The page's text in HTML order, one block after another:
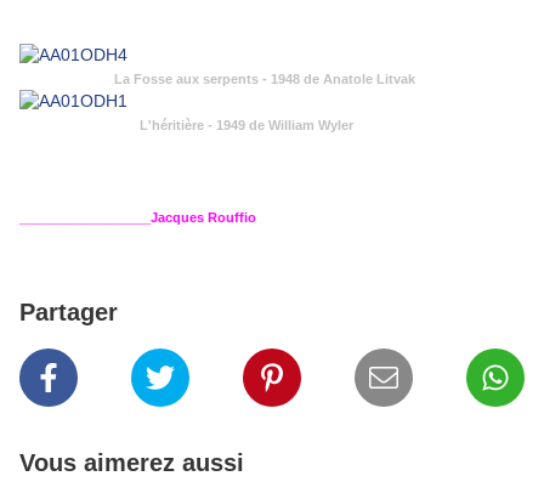
La Fosse aux serpents - 1948 de Anatole Litvak
L'héritière - 1949 de William Wyler
__________________Jacques Rouffio
Partager
Vous aimerez aussi